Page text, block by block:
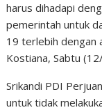
harus dihadapi
pemerintah untuk
19 terlebih dengan
Kostiana, Sabtu
Srikandi PDI
untuk tidak